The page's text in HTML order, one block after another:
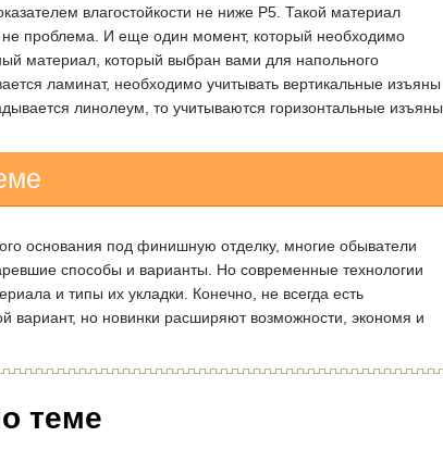
влагостойкости не ниже Р5. Такой материал
не проблема. И еще один момент, который необходимо
материал, который выбран вами для напольного
ламинат, необходимо учитывать вертикальные изъяны
линолеум, то учитываются горизонтальные изъяны.
основания под финишную отделку, многие обыватели
способы и варианты. Но современные технологии
и типы их укладки. Конечно, не всегда есть
вариант, но новинки расширяют возможности, экономя и
теме